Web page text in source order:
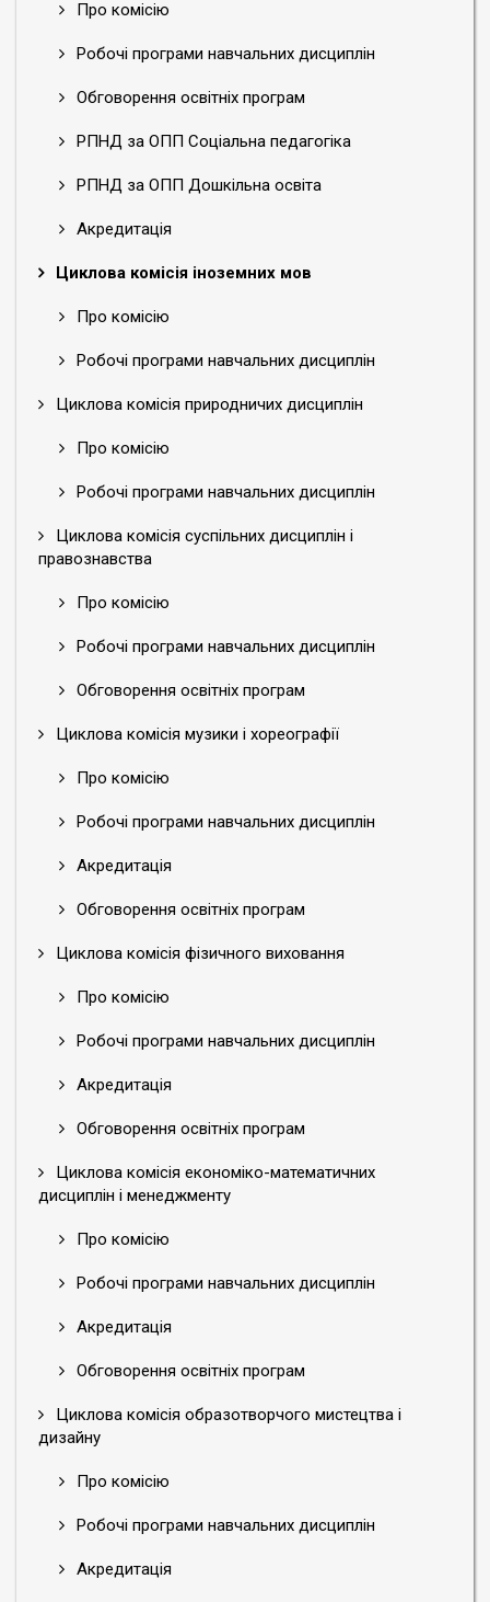
Про комісію
Робочі програми навчальних дисциплін
Обговорення освітніх програм
РПНД за ОПП Соціальна педагогіка
РПНД за ОПП Дошкільна освіта
Акредитація
Циклова комісія іноземних мов
Про комісію
Робочі програми навчальних дисциплін
Циклова комісія природничих дисциплін
Про комісію
Робочі програми навчальних дисциплін
Циклова комісія суспільних дисциплін і
правознавства
Про комісію
Робочі програми навчальних дисциплін
Обговорення освітніх програм
Циклова комісія музики і хореографії
Про комісію
Робочі програми навчальних дисциплін
Акредитація
Обговорення освітніх програм
Циклова комісія фізичного виховання
Про комісію
Робочі програми навчальних дисциплін
Акредитація
Обговорення освітніх програм
Циклова комісія економіко-математичних
дисциплін і менеджменту
Про комісію
Робочі програми навчальних дисциплін
Акредитація
Обговорення освітніх програм
Циклова комісія образотворчого мистецтва і
дизайну
Про комісію
Робочі програми навчальних дисциплін
Акредитація